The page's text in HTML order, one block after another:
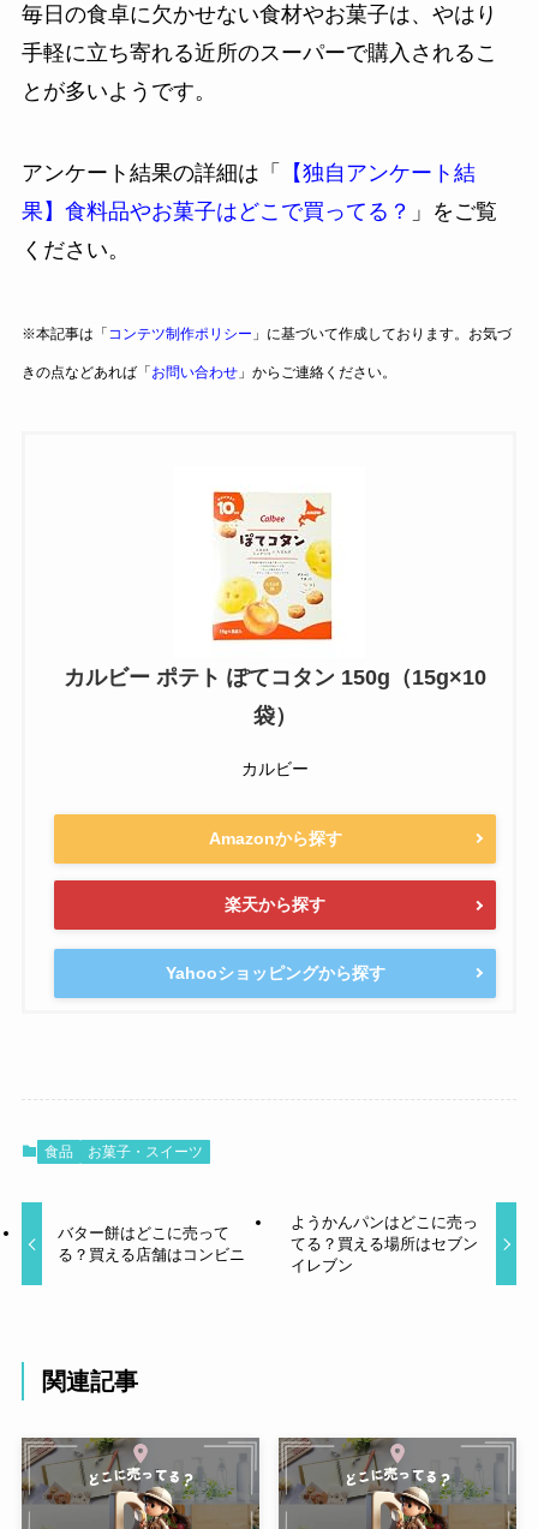
毎日の食卓に欠かせない食材やお菓子は、やはり
手軽に立ち寄れる近所のスーパーで購入されるこ
とが多いようです。
アンケート結果の詳細は「
【独自アンケート結
果】食料品やお菓子はどこで買ってる？ 」をご覧
ください。
※本記事は「 コンテツ制作ポリシー 」に基づいて作成しております。お気づ
きの点などあれば「お問い合わせ」からご連絡ください。
カルビー ポテト ぽてコタン 150g（15g×10
袋）
カルビー
Amazonから探す
楽天から探す
Yahooショッピングから探す
食品 お菓子・スイーツ
バター餅はどこに売って
る？買える店舗はコンビニ
ようかんパンはどこに売っ
てる？買える場所はセブン
イレブン
関連記事